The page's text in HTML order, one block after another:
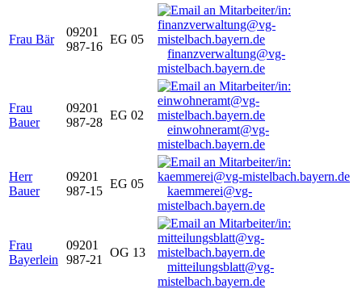
Frau Bär
09201
987-16
EG 05
finanzverwaltung@vg-
mistelbach.bayern.de
Frau
Bauer
09201
987-28
EG 02
einwohneramt@vg-
mistelbach.bayern.de
Herr
Bauer
09201
987-15
EG 05
kaemmerei@vg-
mistelbach.bayern.de
Frau
Bayerlein
09201
987-21
OG 13
mitteilungsblatt@vg-
mistelbach.bayern.de